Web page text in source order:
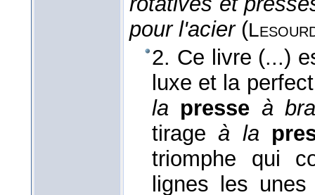
pour l'acier(
2. Ce livre (...)
luxe et la
la presse à
tirageà la
triomphe qui
lignes les